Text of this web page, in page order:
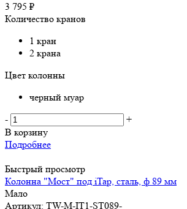
3 795 ₽
Количество кранов
1 кран
2 крана
Цвет колонны
черный муар
-
+
В корзину
Подробнее
Быстрый просмотр
Колонна "Мост" под iTap, сталь, ф 89 мм
Мало
Артикул: TW-M-IT1-ST089-